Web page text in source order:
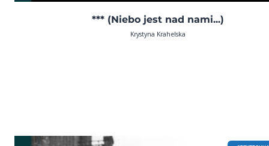
*** (Niebo jest nad nami...)
Krystyna Krahelska